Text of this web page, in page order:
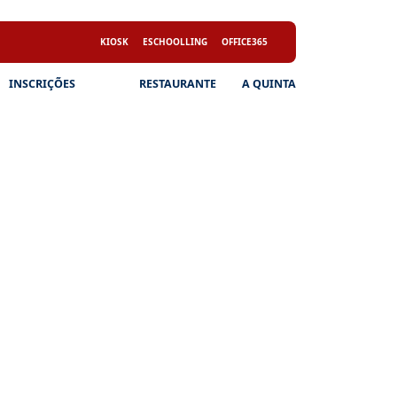
KIOSK ESCHOOLLING OFFICE365
INSCRIÇÕES RESTAURANTE A QUINTA